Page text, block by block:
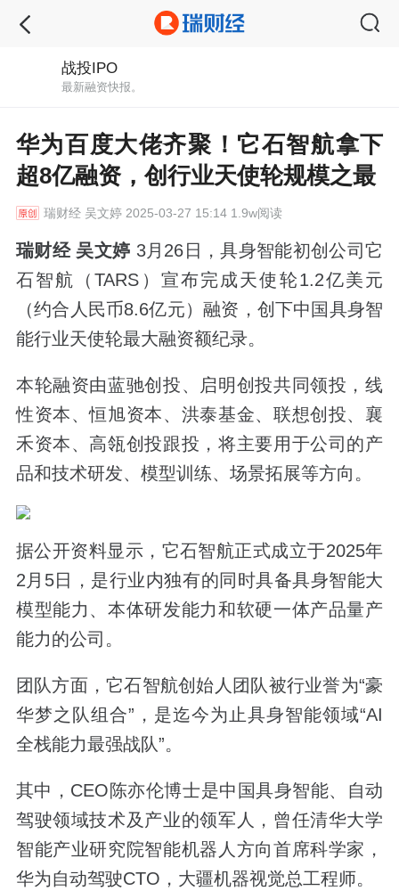
战投IPO
最新融资快报。
华为百度大佬齐聚！它石智航拿下
超8亿融资，创行业天使轮规模之最
瑞财经吴文婷 2025-03-27 15:14 1.9w阅读
瑞财经 吴文婷 3月26日，具身智能初创公司它
石智航（TARS）宣布完成天使轮1.2亿美元
（约合人民币8.6亿元）融资，创下中国具身智
能行业天使轮最大融资额纪录。
本轮融资由蓝驰创投、启明创投共同领投，线
性资本、恒旭资本、洪泰基金、联想创投、襄
禾资本、高瓴创投跟投，将主要用于公司的产
品和技术研发、模型训练、场景拓展等方向。
据公开资料显示，它石智航正式成立于2025年
2月5日，是行业内独有的同时具备具身智能大
模型能力、本体研发能力和软硬一体产品量产
能力的公司。
团队方面，它石智航创始人团队被行业誉为“豪
华梦之队组合”，是迄今为止具身智能领域“AI
全栈能力最强战队”。
其中，CEO陈亦伦博士是中国具身智能、自动
驾驶领域技术及产业的领军人，曾任清华大学
智能产业研究院智能机器人方向首席科学家，
华为自动驾驶CTO，大疆机器视觉总工程师。